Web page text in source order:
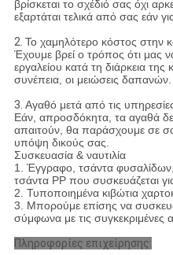
βρίσκεται το σχέδιό σας όχι
εξαρτάται τελικά από σας εάν
2. Το χαμηλότερο κόστος στην
Έχουμε βρεί ο τρόπος ότι μας
εργαλείου κατά τη διάρκεια
συνέπεια, οι μειώσεις δαπανών.
3. Αγαθό μετά από τις
Εάν, απροσδόκητα, τα αγαθά
απαιτούν, θα παράσχουμε σε
υπόψη δικούς σας.
Συσκευασία & ναυτιλία
1. Έγγραφο, τσάντα
τσάντα PP που συσκευάζεται
2. Τυποποιημένα κιβώτια
3. Μπορούμε επίσης να
σύμφωνα με τις συγκεκριμένες
Πληροφορίες επιχείρησης: